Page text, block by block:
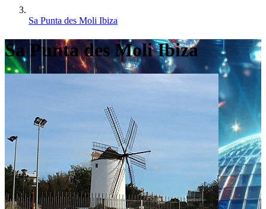
Sa Punta des Moli Ibiza
Sa Punta des Moli Ibiza